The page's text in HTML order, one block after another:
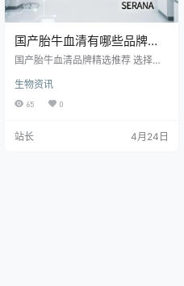
国产胎牛血清有哪些品牌可
以推荐？
国产胎牛血清品牌精选推荐 选择国
配自身实验需求。各品牌在血源、
工艺、质控、价格上差异显著，以
生物（Yeasen） 核心特点：质控严
生物资讯
65 0
站长 4月24日